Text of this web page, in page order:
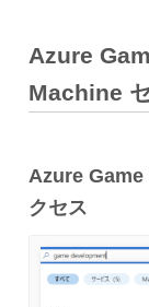
Azure
Machine
Azure
クセス